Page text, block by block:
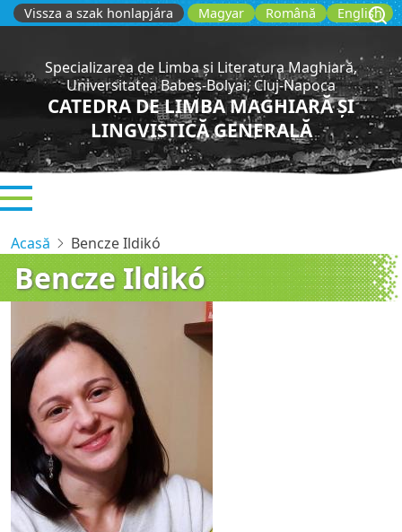
Sari
la
principal
Magyar Română English
Vissza a szak honlapjára
Specializarea de Limba și Literatura Maghiară,
Universitatea Babeș-Bolyai, Cluj-Napoca
CATEDRA DE LIMBA MAGHIARĂ ȘI
LINGVISTICĂ GENERALĂ
Acasă Bencze Ildikó
Bencze Ildikó